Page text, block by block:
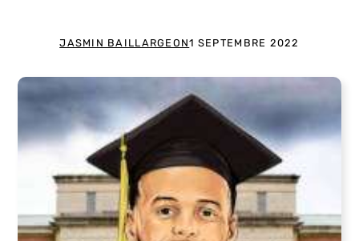
JASMIN BAILLARGEON1 SEPTEMBRE 2022